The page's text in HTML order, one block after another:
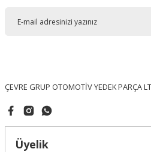
ÇEVRE GRUP OTOMOTİV YEDEK PARÇA
Üyelik